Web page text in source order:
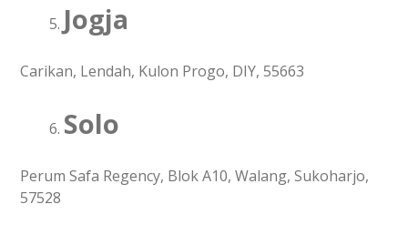
Jogja
Carikan, Lendah, Kulon Progo, DIY, 55663
Solo
Perum Safa Regency, Blok A10, Walang, Sukoharjo,
57528